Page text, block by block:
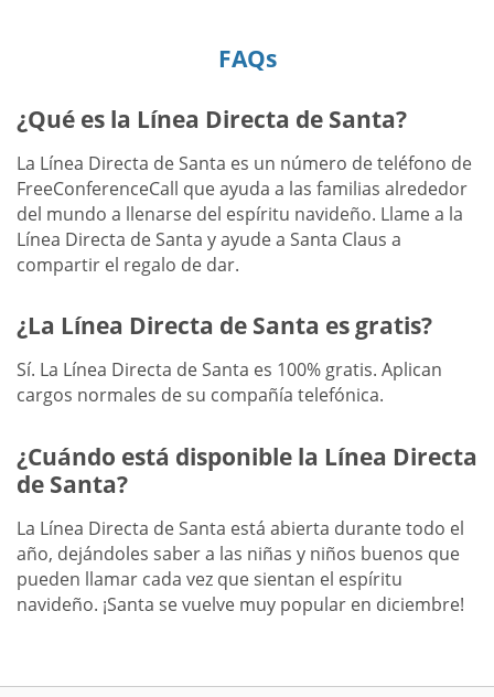
FAQs
¿Qué es la Línea Directa de Santa?
La Línea Directa de Santa es un número de teléfono de
FreeConferenceCall que ayuda a las familias alrededor
del mundo a llenarse del espíritu navideño. Llame a la
Línea Directa de Santa y ayude a Santa Claus a
compartir el regalo de dar.
¿La Línea Directa de Santa es gratis?
Sí. La Línea Directa de Santa es 100% gratis. Aplican
cargos normales de su compañía telefónica.
¿Cuándo está disponible la Línea Directa
de Santa?
La Línea Directa de Santa está abierta durante todo el
año, dejándoles saber a las niñas y niños buenos que
pueden llamar cada vez que sientan el espíritu
navideño. ¡Santa se vuelve muy popular en diciembre!